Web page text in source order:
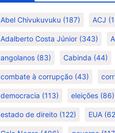
Abel Chivukuvuku (187) ACJ
Adalberto Costa Júnior (343)
angolanos (83) Cabinda (44)
combate à corrupção (43)
democracia (113) eleições (86)
estado de direito (122) EUA